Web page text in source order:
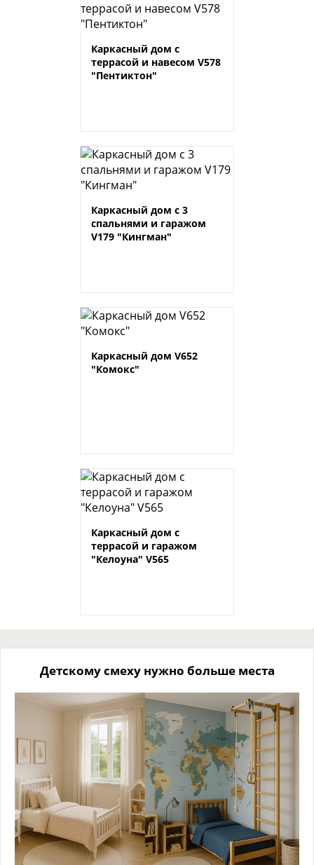
Каркасный дом с
террасой и навесом V578
"Пентиктон"
Каркасный дом с 3
спальнями и гаражом
V179 "Кингман"
Каркасный дом V652
"Комокс"
Каркасный дом с
террасой и гаражом
"Келоуна" V565
Детскому смеху нужно больше места